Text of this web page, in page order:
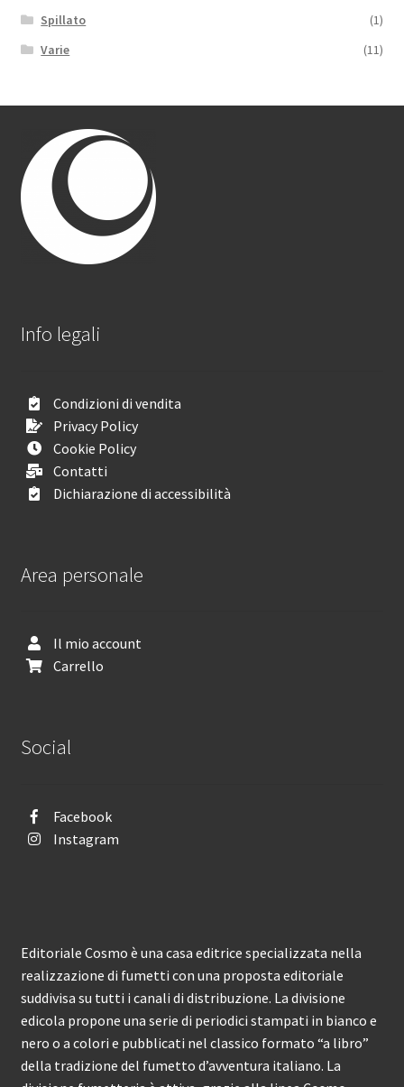
Spillato
(1)
Varie
(11)
Info legali
Condizioni di vendita
Privacy Policy
Cookie Policy
Contatti
Dichiarazione di accessibilità
Area personale
Il mio account
Carrello
Social
Facebook
Instagram
Editoriale Cosmo è una casa editrice specializzata nella
realizzazione di fumetti con una proposta editoriale
suddivisa su tutti i canali di distribuzione. La divisione
edicola propone una serie di periodici stampati in bianco e
nero o a colori e pubblicati nel classico formato “a libro”
della tradizione del fumetto d’avventura italiano. La